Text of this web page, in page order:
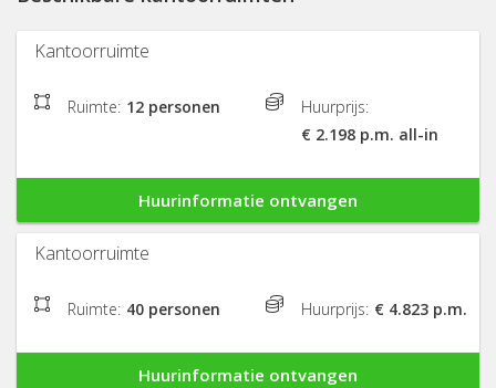
Kantoorruimte
Ruimte: 12 personen
Huurprijs:
€ 2.198 p.m. all-in
Huurinformatie ontvangen
Kantoorruimte
Ruimte: 40 personen Huurprijs: € 4.823 p.m.
Huurinformatie ontvangen